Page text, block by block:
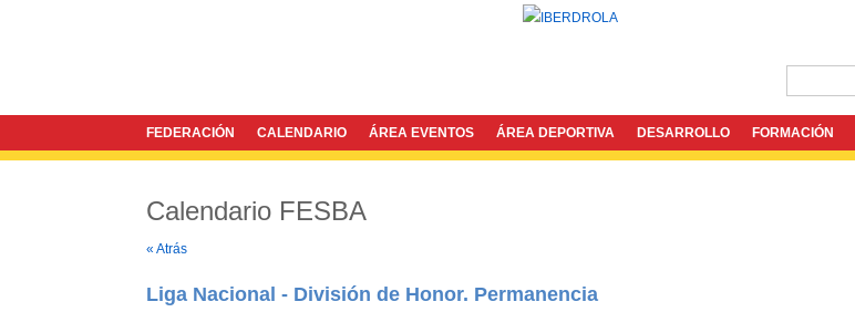
FEDERACIÓN CALENDARIO ÁREA EVENTOS ÁREA DEPORTIVA DESARROLLO FORMACIÓN
Calendario FESBA
« Atrás
Liga Nacional - División de Honor. Permanencia